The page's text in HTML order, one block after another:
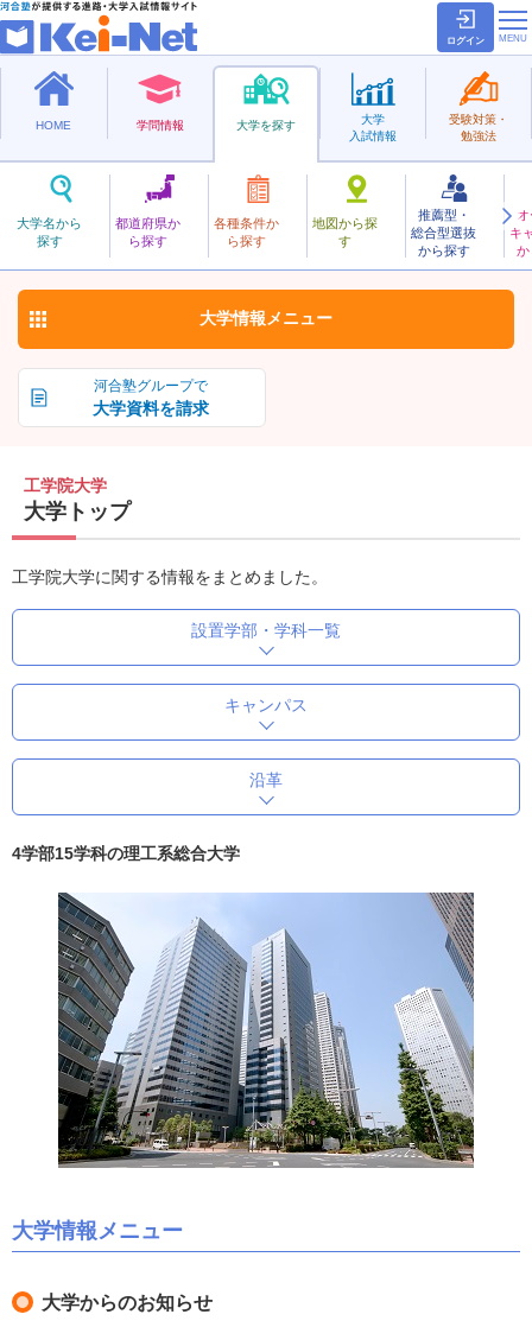
ログイン
HOME 学問情報 大学を探す
大学名から
探す
都道府県か
ら探す
各種条件か
ら探す
地図から探
す
推薦型・
総合型選抜
から探す
キ
か
大学
入試情報
受験対策・
勉強法
私立
こうがくいん
工学院大学 お気に入り
河合塾グループで
大学資料を請求
大学情報 メニュー
工学院大学
大学トップ
工学院大学に関する情報をまとめました。
設置学部・学科一覧
キャンパス
沿革
4学部15学科の理工系総合大学
大学情報メニュー
大学からのお知らせ